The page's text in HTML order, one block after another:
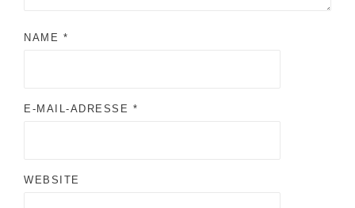
NAME *
E-MAIL-ADRESSE *
WEBSITE